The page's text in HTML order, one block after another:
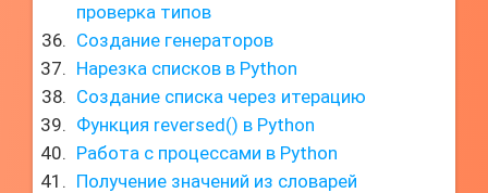
проверка типов
Создание генераторов
Нарезка списков в Python
Создание списка через итерацию
Функция reversed() в Python
Работа с процессами в Python
Получение значений из словарей